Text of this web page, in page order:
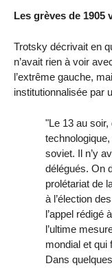
Les grèves de 1905
Trotsky décrivait en
n’avait rien à voir
l’extrême gauche,
institutionnalisée par
"Le 13 au soir,
soviet. Il n’y
délégués. On
prolétariat de
à l’élection
l’appel rédigé
l’ultime
mondial et qui
Dans